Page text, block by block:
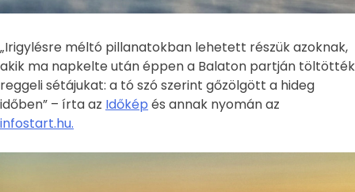
„Irigylésre méltó pillanatokban lehetett részük azoknak,
akik ma napkelte után éppen a Balaton partján töltötték
reggeli sétájukat: a tó szó szerint gőzölgött a hideg
időben” – írta az Időkép és annak nyomán az
infostart.hu.